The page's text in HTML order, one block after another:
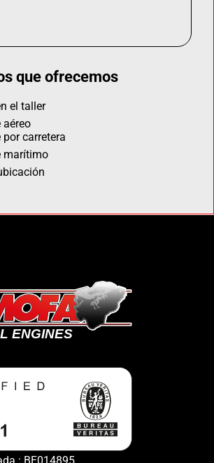
que ofrecemos
el taller
aéreo
carretera
marítimo